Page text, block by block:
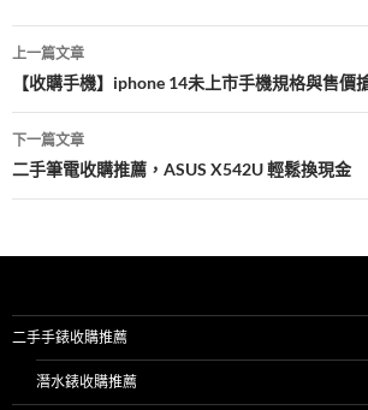
o
k
文
章
導
覽
上一篇文章
【收購手機】iphone 14未上市手機規格與售價
下一篇文章
二手筆電收購推薦，ASUS X542U 輕鬆換現金
二手手錶收購推薦
潛水錶收購推薦